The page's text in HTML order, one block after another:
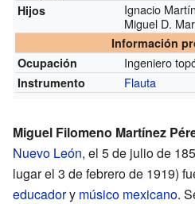
Hijos
Ignacio
Miguel D.
Información
Ocupación
Ingeniero
Instrumento Flauta
Miguel Filomeno Martínez
Nuevo León, el 5 de julio de
lugar el 3 de febrero de 1919)
educadory músico mexicano.